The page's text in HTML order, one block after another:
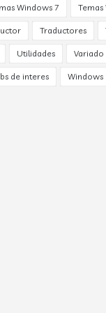
Windows 7
Traductores
Utilidades Variado
de interes Windows